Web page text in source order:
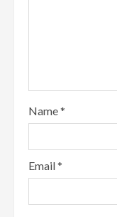
Name*
Email*